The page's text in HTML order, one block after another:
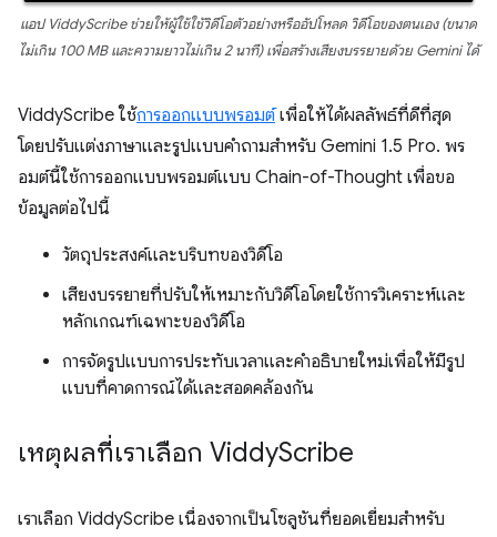
แอป ViddyScribe ช่วยให้ผู้ใช้ใช้วิดีโอตัวอย่างหรืออัปโหลด วิดีโอของตนเอง (ขนาด
ไม่เกิน 100 MB และความยาวไม่เกิน 2 นาที) เพื่อสร้างเสียงบรรยายด้วย Gemini ได้
ViddyScribe ใช้การออกแบบพรอมต์เพื่อให้ได้ผลลัพธ์ที่ดีที่สุด
โดยปรับแต่งภาษาและรูปแบบคำถามสำหรับ Gemini 1.5 Pro. พร
อมต์นี้ใช้การออกแบบพรอมต์แบบ Chain-of-Thought เพื่อขอ
ข้อมูลต่อไปนี้
วัตถุประสงค์และบริบทของวิดีโอ
เสียงบรรยายที่ปรับให้เหมาะกับวิดีโอโดยใช้การวิเคราะห์และ
หลักเกณฑ์เฉพาะของวิดีโอ
การจัดรูปแบบการประทับเวลาและคำอธิบายใหม่เพื่อให้มีรูป
แบบที่คาดการณ์ได้และสอดคล้องกัน
เหตุผลที่เราเลือก ViddyScribe
เราเลือก ViddyScribe เนื่องจากเป็นโซลูชันที่ยอดเยี่ยมสำหรับ